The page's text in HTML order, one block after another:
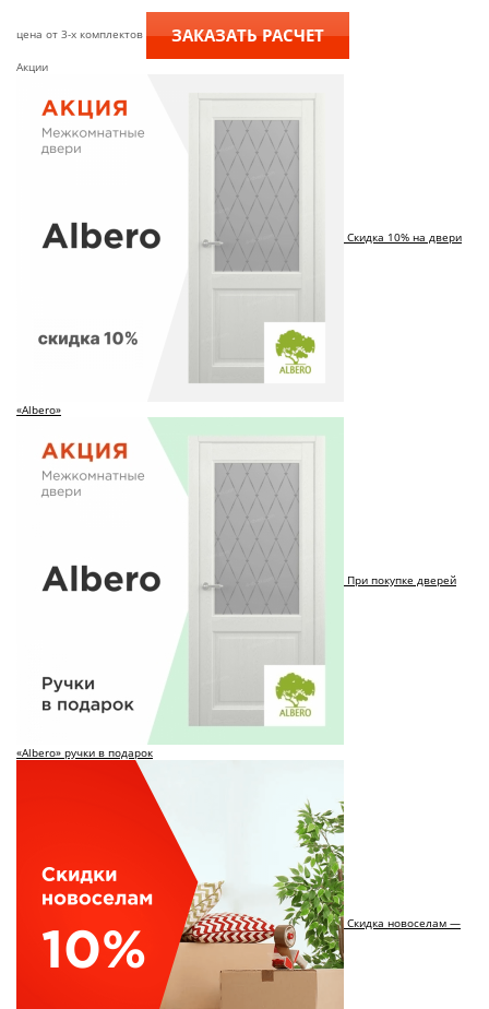
цена от 3-х комплектов ЗАКАЗАТЬ РАСЧЕТ
Акции
Скидка 10% на двери
«Albero»
При покупке дверей
«Albero» ручки в подарок
Скидка новоселам —